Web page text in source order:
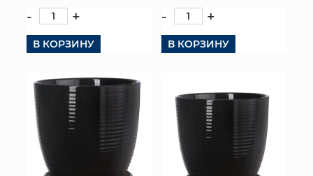
- +
В КОРЗИНУ
- +
В КОРЗИНУ